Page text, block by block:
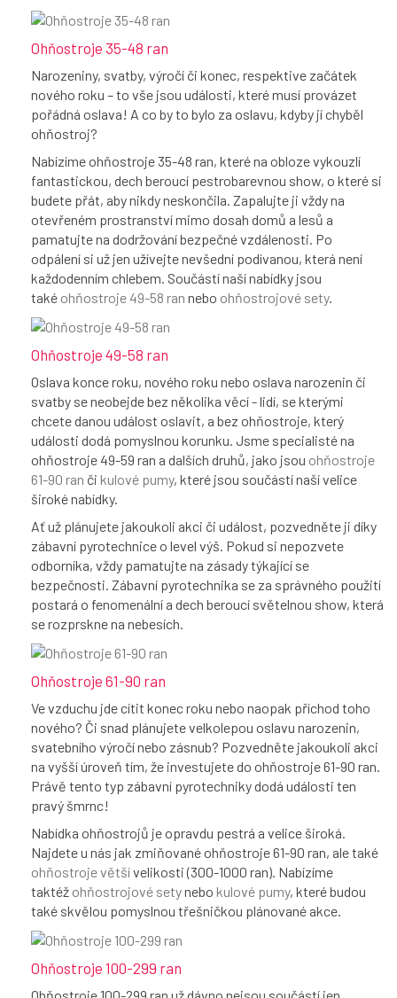
Ohňostroje 35-48 ran
Narozeniny, svatby, výročí či konec, respektive začátek
nového roku – to vše jsou události, které musí provázet
pořádná oslava! A co by to bylo za oslavu, kdyby jí chyběl
ohňostroj?
Nabízíme ohňostroje 35-48 ran, které na obloze vykouzlí
fantastickou, dech beroucí pestrobarevnou show, o které si
budete přát, aby nikdy neskončila. Zapalujte ji vždy na
otevřeném prostranství mimo dosah domů a lesů a
pamatujte na dodržování bezpečné vzdálenosti. Po
odpálení si už jen užívejte nevšední podívanou, která není
každodenním chlebem. Součástí naší nabídky jsou
také ohňostroje 49-58 ran nebo ohňostrojové sety.
Ohňostroje 49-58 ran
Oslava konce roku, nového roku nebo oslava narozenin či
svatby se neobejde bez několika věcí - lidí, se kterými
chcete danou událost oslavit, a bez ohňostroje, který
události dodá pomyslnou korunku. Jsme specialisté na
ohňostroje 49-59 ran a dalších druhů, jako jsou ohňostroje
61-90 ran či kulové pumy, které jsou součástí naší velice
široké nabídky.
Ať už plánujete jakoukoli akci či událost, pozvedněte ji díky
zábavní pyrotechnice o level výš. Pokud si nepozvete
odborníka, vždy pamatujte na zásady týkající se
bezpečnosti. Zábavní pyrotechnika se za správného použití
postará o fenomenální a dech beroucí světelnou show, která
se rozprskne na nebesích.
Ohňostroje 61-90 ran
Ve vzduchu jde cítit konec roku nebo naopak příchod toho
nového? Či snad plánujete velkolepou oslavu narozenin,
svatebního výročí nebo zásnub? Pozvedněte jakoukoli akci
na vyšší úroveň tím, že investujete do ohňostroje 61-90 ran.
Právě tento typ zábavní pyrotechniky dodá události ten
pravý šmrnc!
Nabídka ohňostrojů je opravdu pestrá a velice široká.
Najdete u nás jak zmiňované ohňostroje 61-90 ran, ale také
ohňostroje většívelikosti (300-1000 ran). Nabízíme
taktéž ohňostrojové setynebo kulové pumy, které budou
také skvělou pomyslnou třešničkou plánované akce.
Ohňostroje 100-299 ran